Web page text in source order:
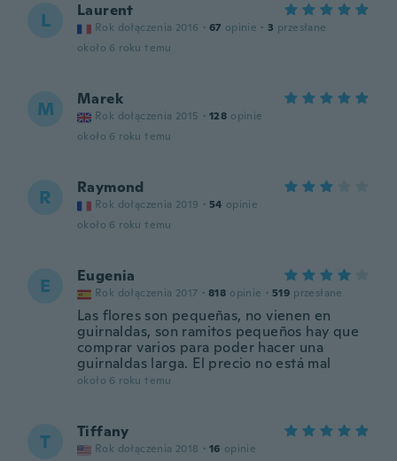
L Laurent
Rok dołączenia 2016 · 67 opinie · 3 przesłane
około 6 roku temu
M Marek
Rok dołączenia 2015 · 128 opinie
około 6 roku temu
R Raymond
Rok dołączenia 2019 · 54 opinie
około 6 roku temu
E Eugenia
Rok dołączenia 2017 · 818 opinie · 519 przesłane
Las flores son pequeñas, no vienen en
guirnaldas, son ramitos pequeños hay que
comprar varios para poder hacer una
guirnaldas larga. El precio no está mal
około 6 roku temu
T Tiffany
Rok dołączenia 2018 · 16 opinie